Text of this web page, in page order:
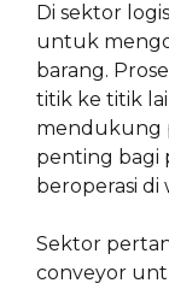
Di sektor
untuk
barang.
titik ke titik
mendukung
penting bagi
beroperasi di
Sektor
conveyor